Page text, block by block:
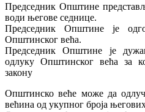
Председник Општине
води његове седнице.
Председник Општине је
Општинског већа.
Председник Општине је
одлуку Општинског већа за
закону
Општинско веће може да
већина од укупног броја